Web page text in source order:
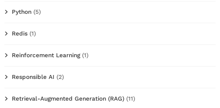
Python (5)
Redis (1)
Reinforcement Learning(1)
Responsible AI (2)
Retrieval-Augmented Generation (RAG) (11)